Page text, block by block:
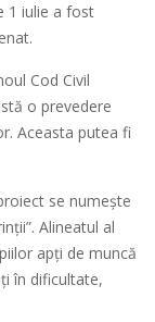
1 iulie a fost
Cod Civil
o prevedere
Aceasta putea fi
se numește
Alineatul al
apți de muncă
în dificultate,